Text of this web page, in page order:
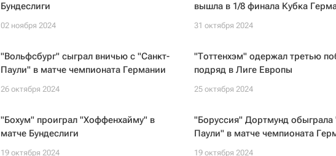
Бундеслиги
02 ноября 2024
вышла в 1/8 финала Кубка
31 октября 2024
"Вольфсбург" сыграл вничью с "Санкт-
Паули" в матче чемпионата Германии
26 октября 2024
"Тоттенхэм" одержал третью
подряд в Лиге Европы
25 октября 2024
"Бохум" проиграл "Хоффенхайму" в
матче Бундеслиги
19 октября 2024
"Боруссия" Дортмунд обыграла
Паули" в матче чемпионата
19 октября 2024